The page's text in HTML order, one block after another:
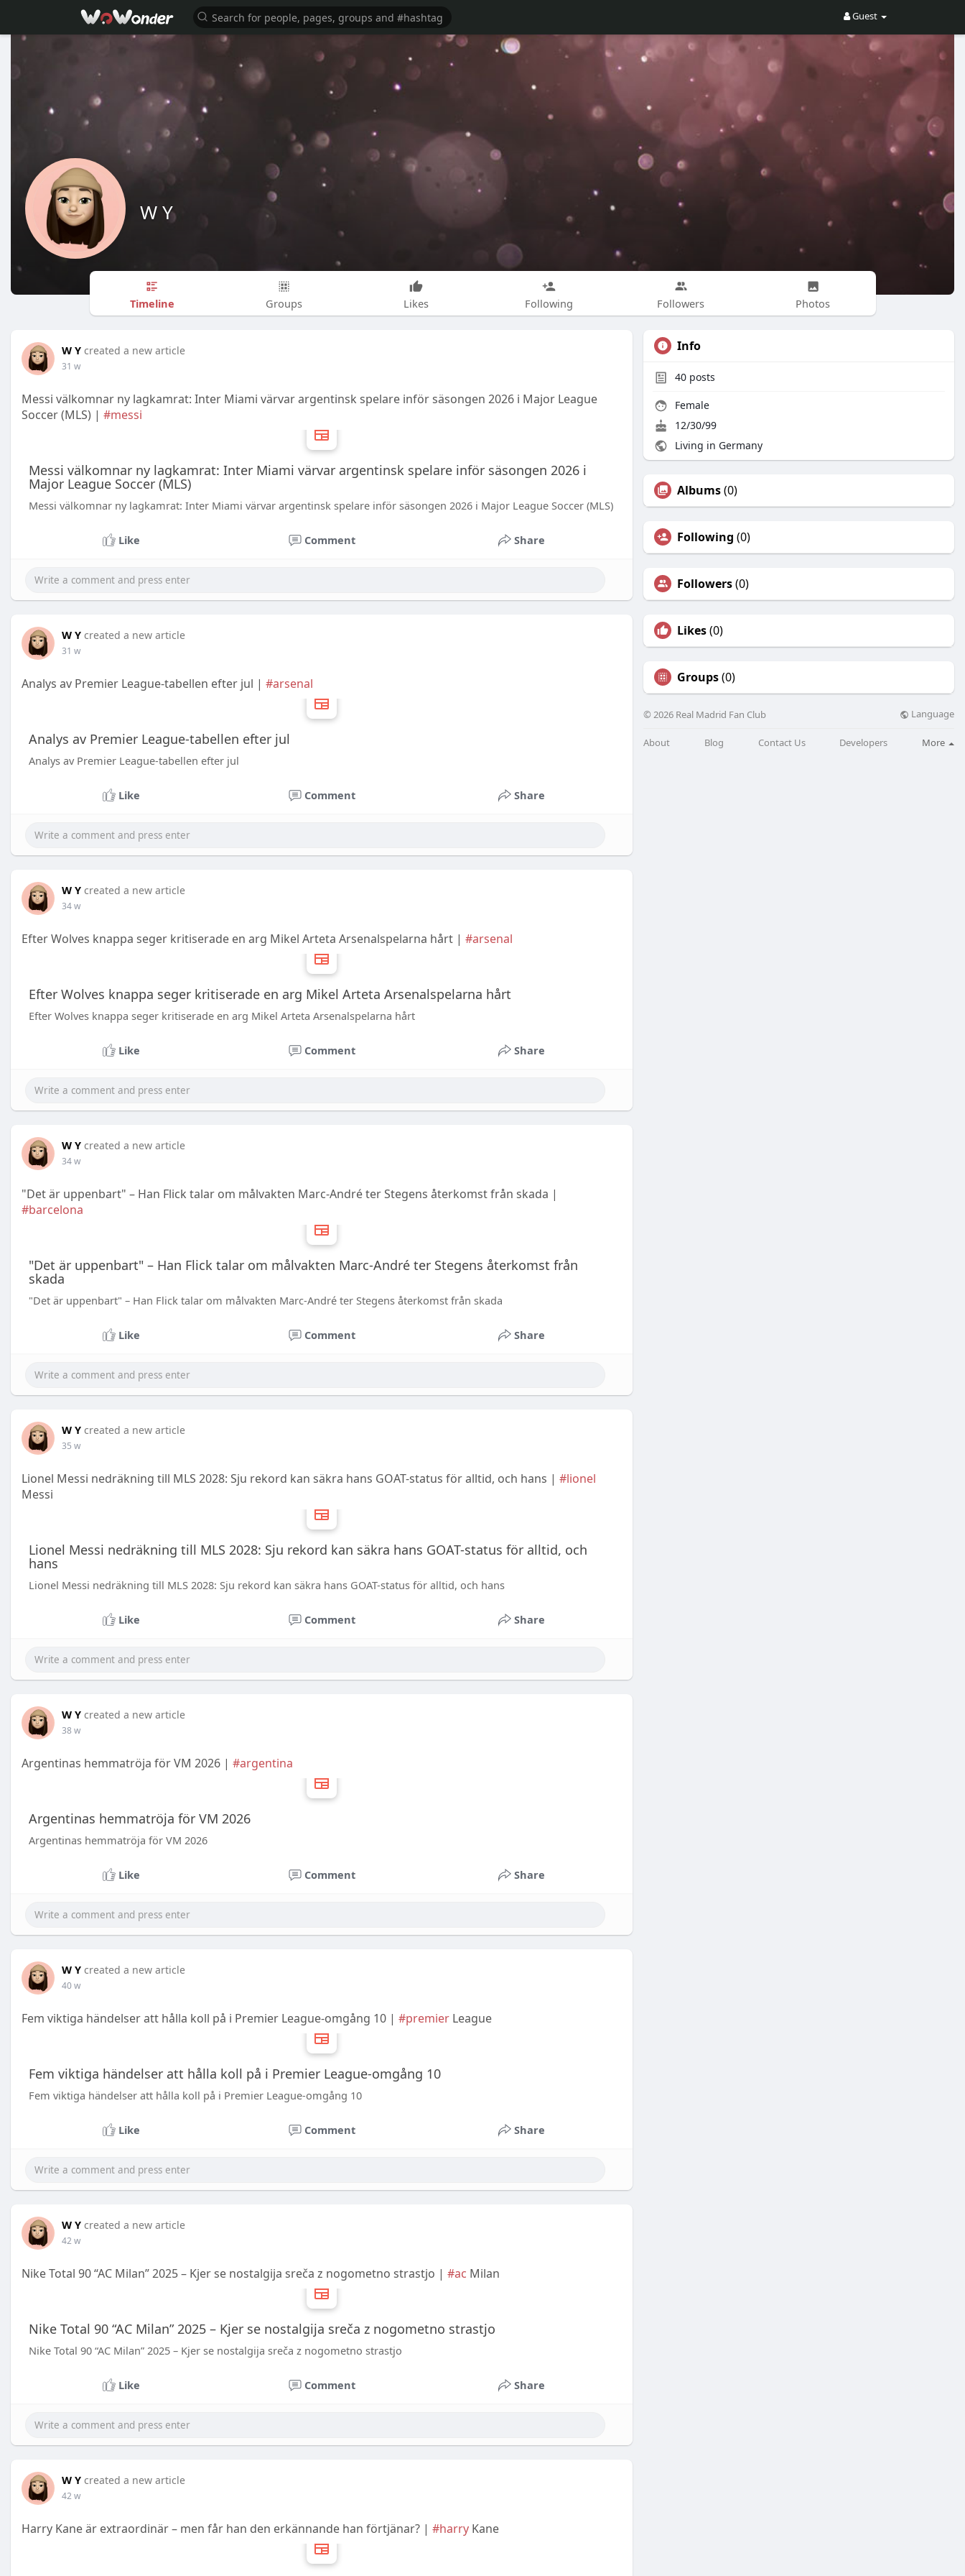
Guest
W Y
Timeline Groups Likes Following Followers Photos
W Y created a new article
31 w
Messi välkomnar ny lagkamrat: Inter Miami värvar argentinsk spelare inför säsongen 2026 i Major League
Soccer (MLS) | #messi
Messi välkomnar ny lagkamrat: Inter Miami värvar argentinsk spelare inför säsongen 2026 i
Major League Soccer (MLS)
Messi välkomnar ny lagkamrat: Inter Miami värvar argentinsk spelare inför säsongen 2026 i Major League Soccer (MLS)
Like Comment Share
W Y created a new article
31 w
Analys av Premier League-tabellen efter jul | #arsenal
Analys av Premier League-tabellen efter jul
Analys av Premier League-tabellen efter jul
Like Comment Share
W Y created a new article
34 w
Efter Wolves knappa seger kritiserade en arg Mikel Arteta Arsenalspelarna hårt | #arsenal
Efter Wolves knappa seger kritiserade en arg Mikel Arteta Arsenalspelarna hårt
Efter Wolves knappa seger kritiserade en arg Mikel Arteta Arsenalspelarna hårt
Like Comment Share
W Y created a new article
34 w
"Det är uppenbart" – Han Flick talar om målvakten Marc-André ter Stegens återkomst från skada |
#barcelona
"Det är uppenbart" – Han Flick talar om målvakten Marc-André ter Stegens återkomst från
skada
"Det är uppenbart" – Han Flick talar om målvakten Marc-André ter Stegens återkomst från skada
Like Comment Share
W Y created a new article
35 w
Lionel Messi nedräkning till MLS 2028: Sju rekord kan säkra hans GOAT-status för alltid, och hans | #lionel
Messi
Lionel Messi nedräkning till MLS 2028: Sju rekord kan säkra hans GOAT-status för alltid, och
hans
Lionel Messi nedräkning till MLS 2028: Sju rekord kan säkra hans GOAT-status för alltid, och hans
Like Comment Share
W Y created a new article
38 w
Argentinas hemmatröja för VM 2026 | #argentina
Argentinas hemmatröja för VM 2026
Argentinas hemmatröja för VM 2026
Like Comment Share
W Y created a new article
40 w
Fem viktiga händelser att hålla koll på i Premier League-omgång 10 | #premier League
Fem viktiga händelser att hålla koll på i Premier League-omgång 10
Fem viktiga händelser att hålla koll på i Premier League-omgång 10
Like Comment Share
W Y created a new article
42 w
Nike Total 90 “AC Milan” 2025 – Kjer se nostalgija sreča z nogometno strastjo | #ac Milan
Nike Total 90 “AC Milan” 2025 – Kjer se nostalgija sreča z nogometno strastjo
Nike Total 90 “AC Milan” 2025 – Kjer se nostalgija sreča z nogometno strastjo
Like Comment Share
W Y created a new article
42 w
Harry Kane är extraordinär – men får han den erkännande han förtjänar? | #harry Kane
Info
40 posts
Female
12/30/99
Living in Germany
Albums(0)
Following (0)
Followers(0)
Likes(0)
Groups(0)
© 2026 Real Madrid Fan Club Language
About Blog Contact Us Developers More